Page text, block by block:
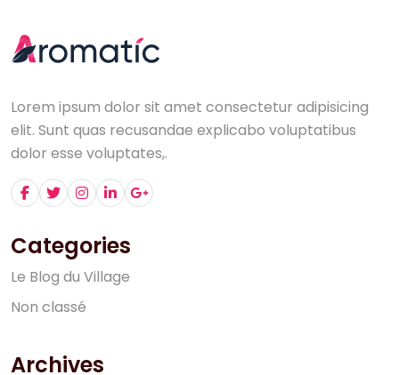
Lorem ipsum dolor sit amet consectetur adipisicing
elit. Sunt quas recusandae explicabo voluptatibus
dolor esse voluptates,.
Categories
Le Blog du Village
Non classé
Archives